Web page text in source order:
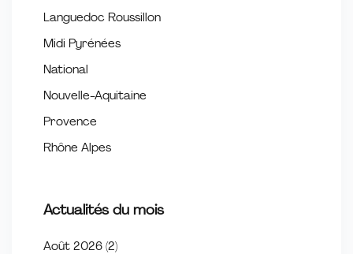
Languedoc Roussillon
Midi Pyrénées
National
Nouvelle-Aquitaine
Provence
Rhône Alpes
Actualités du mois
Août 2026 (2)